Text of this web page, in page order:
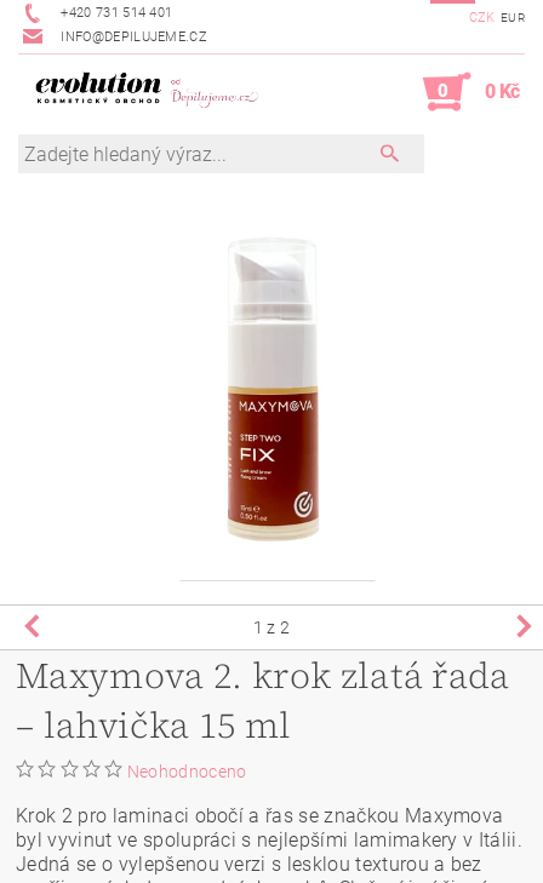
+420 731 514 401
INFO@DEPILUJEME.CZ
CZK EUR
0 0 Kč
1 z 2
Maxymova 2. krok zlatá řada
– lahvička 15 ml
Neohodnoceno
Krok 2 pro laminaci obočí a řas se značkou Maxymova
byl vyvinut ve spolupráci s nejlepšími lamimakery v Itálii.
Jedná se o vylepšenou verzi s lesklou texturou a bez